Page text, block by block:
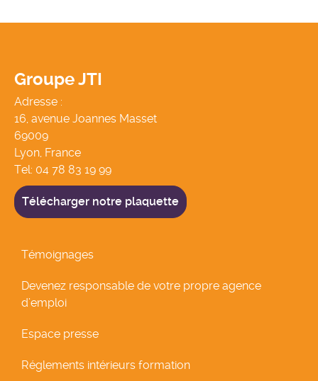
Groupe JTI
Adresse :
16, avenue Joannes Masset
69009
Lyon, France
Tel: 04 78 83 19 99
Télécharger notre plaquette
Témoignages
Devenez responsable de votre propre agence
d’emploi
Espace presse
Réglements intérieurs formation